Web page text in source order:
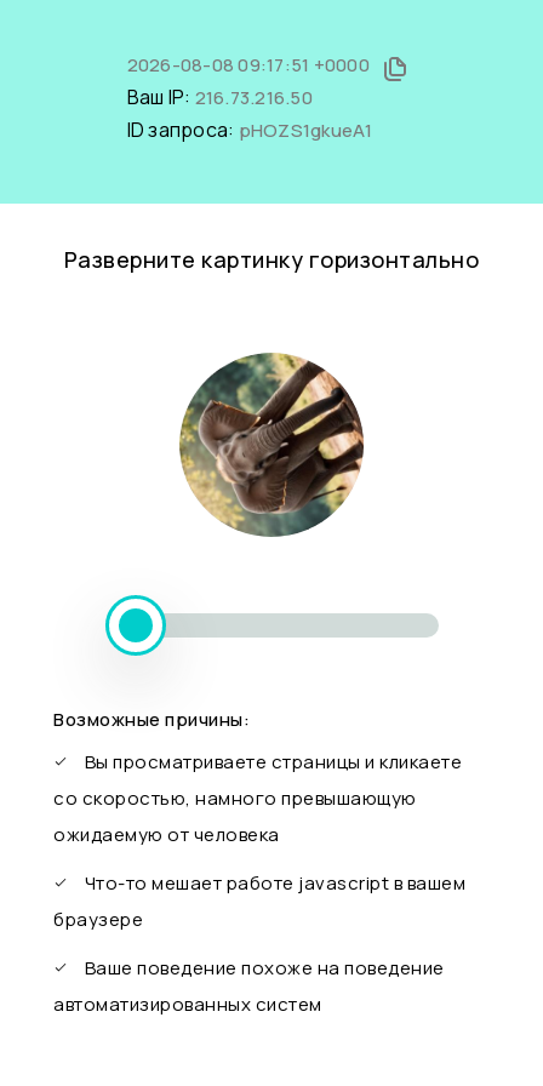
2026-08-08 09:17:51 +0000
Ваш IP: 216.73.216.50
ID запроса: pHOZS1gkueA1
Разверните картинку горизонтально
Возможные причины:
Вы просматриваете страницы и кликаете
со скоростью, намного превышающую
ожидаемую от человека
Что-то мешает работе javascript в вашем
браузере
Ваше поведение похоже на поведение
автоматизированных систем